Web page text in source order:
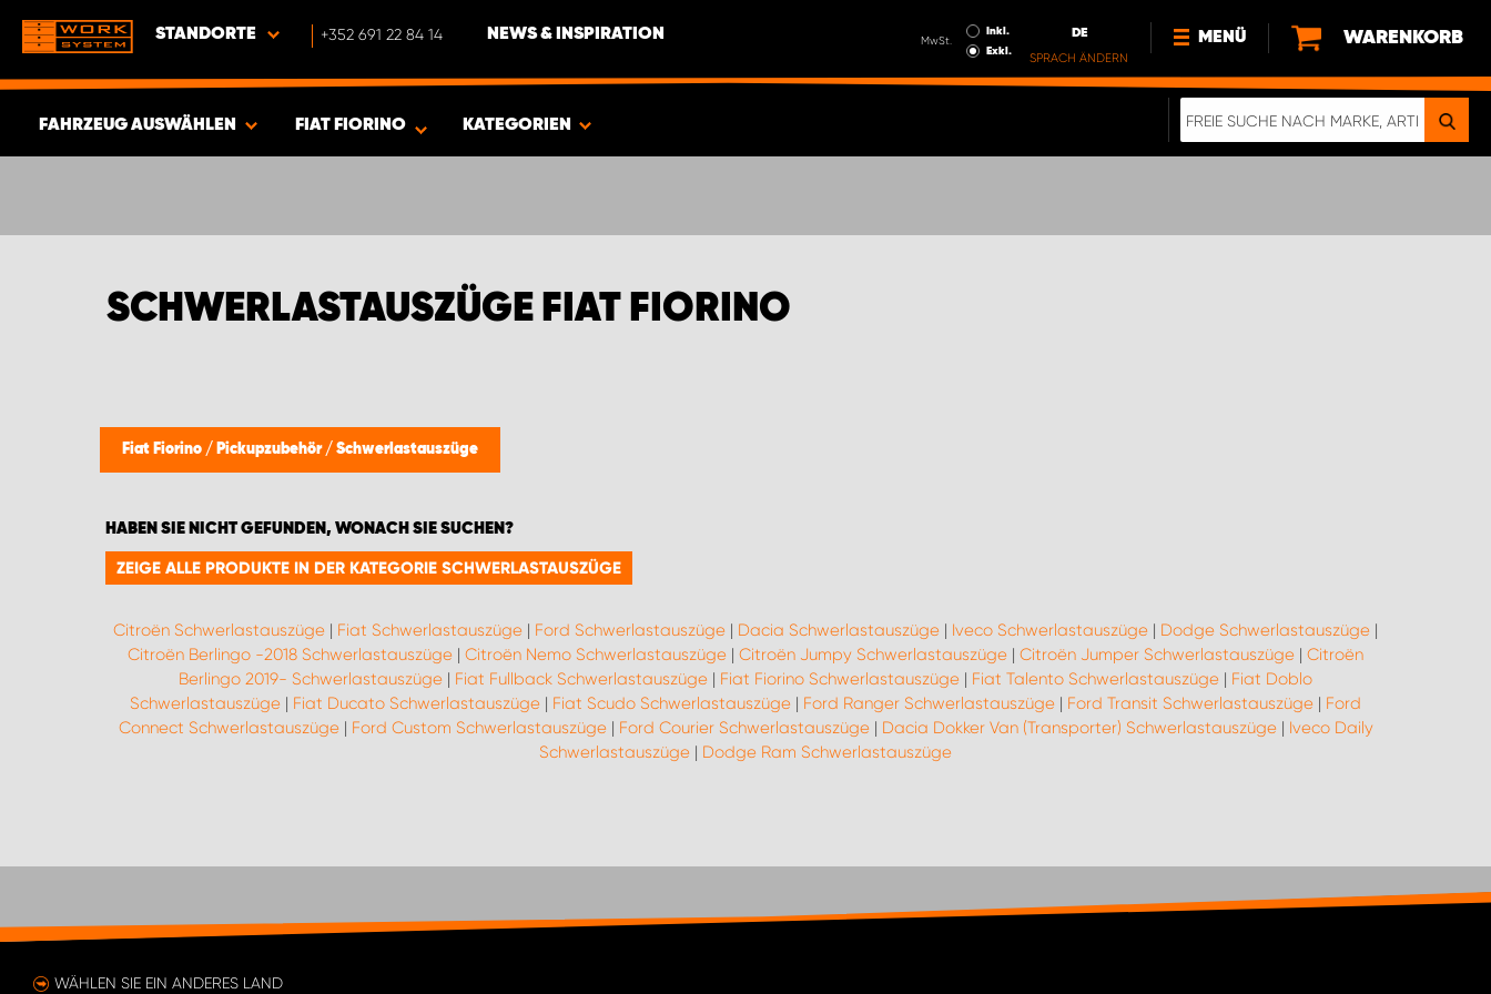
STANDORTE +352 691 22 84 14 NEWS & INSPIRATION MwSt.
Inkl.
Exkl.
DE
SPRACH ÄNDERN
MENÜ
NEWS
WARENKORB
FAHRZEUG AUSWÄHLEN FIAT FIORINO KATEGORIEN
SCHWERLASTAUSZÜGE FIAT FIORINO
Fiat Fiorino / Pickupzubehör / Schwerlastauszüge
HABEN SIE NICHT GEFUNDEN, WONACH SIE SUCHEN?
ZEIGE ALLE PRODUKTE IN DER KATEGORIE SCHWERLASTAUSZÜGE
Citroën Schwerlastauszüge | Fiat Schwerlastauszüge | Ford Schwerlastauszüge | Dacia Schwerlastauszüge | Iveco Schwerlastauszüge | Dodge Schwerlastauszüge |
Citroën Berlingo -2018 Schwerlastauszüge | Citroën Nemo Schwerlastauszüge | Citroën Jumpy Schwerlastauszüge | Citroën Jumper Schwerlastauszüge | Citroën
Berlingo 2019- Schwerlastauszüge | Fiat Fullback Schwerlastauszüge | Fiat Fiorino Schwerlastauszüge | Fiat Talento Schwerlastauszüge | Fiat Doblo
Schwerlastauszüge | Fiat Ducato Schwerlastauszüge | Fiat Scudo Schwerlastauszüge | Ford Ranger Schwerlastauszüge | Ford Transit Schwerlastauszüge | Ford
Connect Schwerlastauszüge| Ford Custom Schwerlastauszüge| Ford Courier Schwerlastauszüge| Dacia Dokker Van (Transporter) Schwerlastauszüge| Iveco Daily
Schwerlastauszüge | Dodge Ram Schwerlastauszüge
WÄHLEN SIE EIN ANDERES LAND